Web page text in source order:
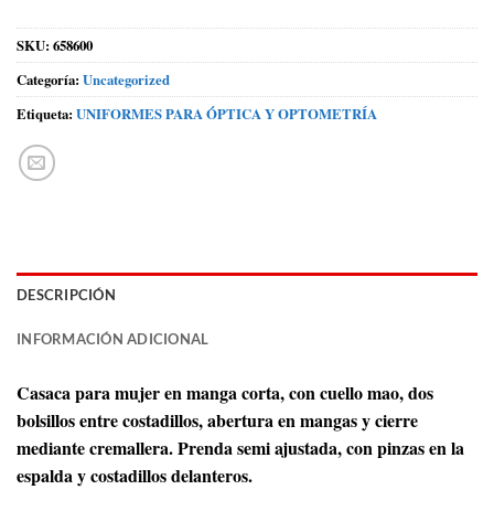
SKU: 658600
Categoría: Uncategorized
Etiqueta: UNIFORMES PARA ÓPTICA Y OPTOMETRÍA
DESCRIPCIÓN
INFORMACIÓN ADICIONAL
Casaca para mujer en manga corta, con cuello mao, dos
bolsillos entre costadillos, abertura en mangas y cierre
mediante cremallera. Prenda semi ajustada, con pinzas en la
espalda y costadillos delanteros.